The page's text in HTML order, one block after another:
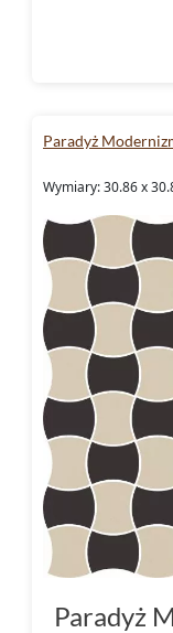
Paradyż
Wymiary: 30.86 x
Paradyż